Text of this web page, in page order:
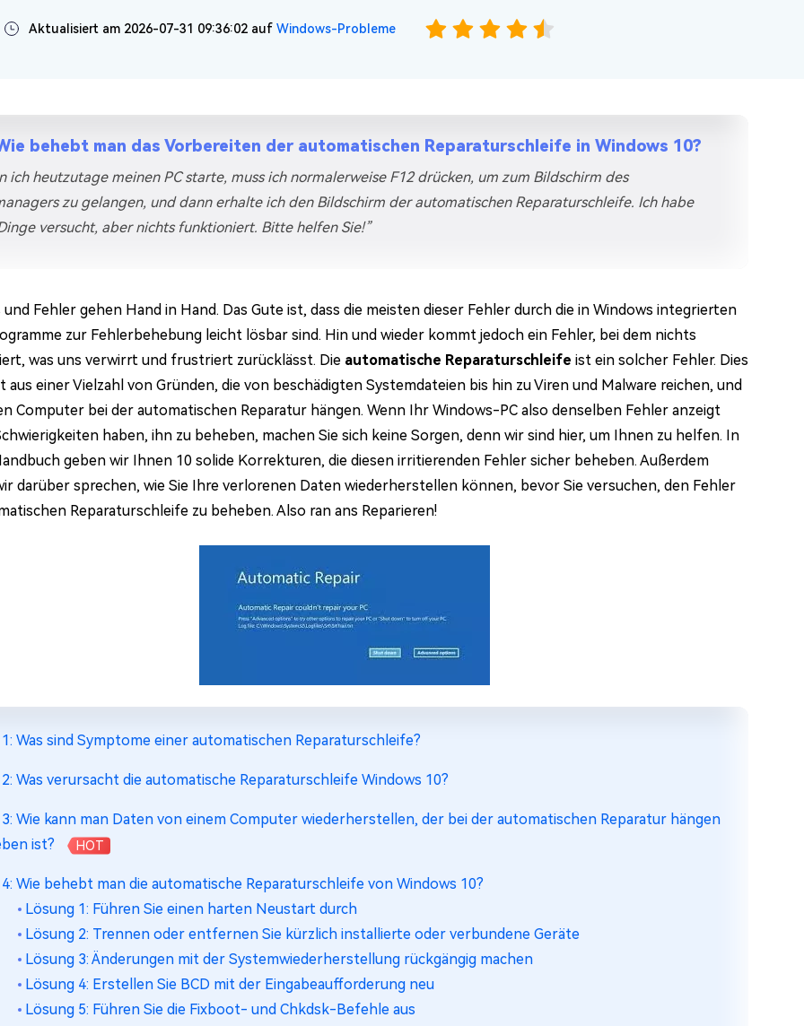
Aktualisiert am 2026-07-31 09:36:02 auf Windows-Probleme
behebt man das Vorbereiten der automatischen Reparaturschleife in Windows 10?
ich heutzutage meinen PC starte, muss ich normalerweise F12 drücken, um zum Bildschirm des
zu gelangen, und dann erhalte ich den Bildschirm der automatischen Reparaturschleife. Ich habe
versucht, aber nichts funktioniert. Bitte helfen Sie!”
und Fehler gehen Hand in Hand. Das Gute ist, dass die meisten dieser Fehler durch die in Windows integrierten
zur Fehlerbehebung leicht lösbar sind. Hin und wieder kommt jedoch ein Fehler, bei dem nichts
was uns verwirrt und frustriert zurücklässt. Die automatische Reparaturschleife ist ein solcher Fehler. Dies
aus einer Vielzahl von Gründen, die von beschädigten Systemdateien bis hin zu Viren und Malware reichen, und
Computer bei der automatischen Reparatur hängen. Wenn Ihr Windows-PC also denselben Fehler anzeigt
haben, ihn zu beheben, machen Sie sich keine Sorgen, denn wir sind hier, um Ihnen zu helfen. In
geben wir Ihnen 10 solide Korrekturen, die diesen irritierenden Fehler sicher beheben. Außerdem
darüber sprechen, wie Sie Ihre verlorenen Daten wiederherstellen können, bevor Sie versuchen, den Fehler
Reparaturschleife zu beheben. Also ran ans Reparieren!
1: Was sind Symptome einer automatischen Reparaturschleife?
2: Was verursacht die automatische Reparaturschleife Windows 10?
3: Wie kann man Daten von einem Computer wiederherstellen, der bei der automatischen Reparatur hängen
ist?
HOT
4: Wie behebt man die automatische Reparaturschleife von Windows 10?
Lösung 1: Führen Sie einen harten Neustart durch
Lösung 2: Trennen oder entfernen Sie kürzlich installierte oder verbundene Geräte
Lösung 3: Änderungen mit der Systemwiederherstellung rückgängig machen
Lösung 4: Erstellen Sie BCD mit der Eingabeaufforderung neu
Lösung 5: Führen Sie die Fixboot- und Chkdsk-Befehle aus